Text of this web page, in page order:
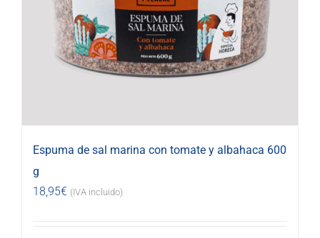
Espuma de sal marina con tomate y albahaca 600
g
18,95€ (IVA incluido)